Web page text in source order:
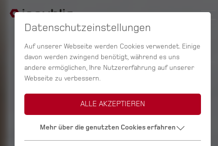
Datenschutzeinstellungen
Auf unserer Webseite werden Cookies verwendet. Einige
davon werden zwingend benötigt, während es uns
andere ermöglichen, Ihre Nutzererfahrung auf unserer
Webseite zu verbessern.
ALLE AKZEPTIEREN
Mehr über die genutzten Cookies erfahren